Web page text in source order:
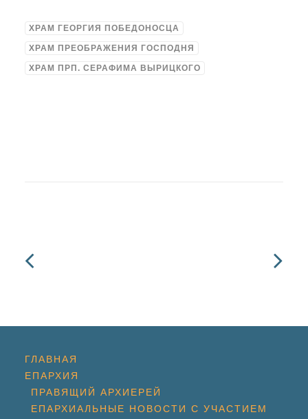
ХРАМ ГЕОРГИЯ ПОБЕДОНОСЦА
ХРАМ ПРЕОБРАЖЕНИЯ ГОСПОДНЯ
ХРАМ ПРП. СЕРАФИМА ВЫРИЦКОГО
ГЛАВНАЯ
ЕПАРХИЯ
ПРАВЯЩИЙ АРХИЕРЕЙ
ЕПАРХИАЛЬНЫЕ НОВОСТИ С УЧАСТИЕМ